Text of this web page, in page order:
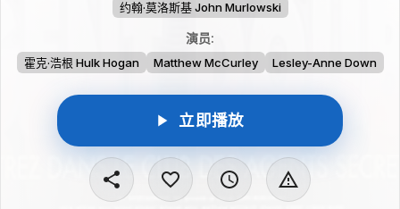
约翰·莫洛斯基 John Murlowski
演员:
霍克·浩根 Hulk Hogan Matthew McCurley Lesley-Anne Down
立即播放